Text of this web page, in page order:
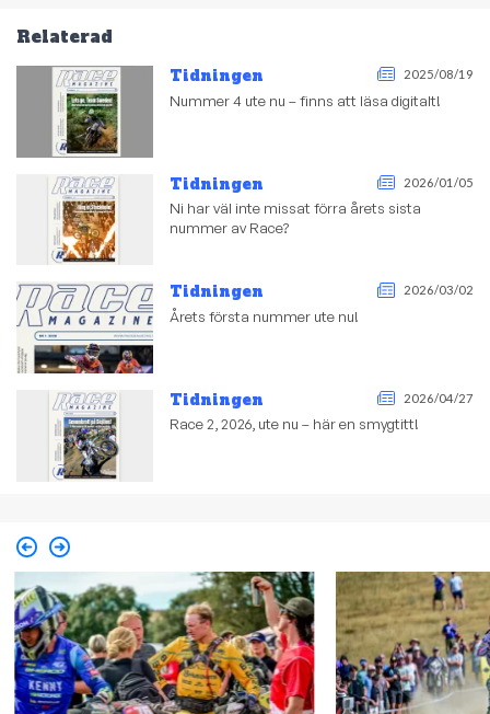
Relaterad
Tidningen 2025/08/19
Nummer 4 ute nu – finns att läsa digitalt!
Tidningen 2026/01/05
Ni har väl inte missat förra årets sista
nummer av Race?
Tidningen 2026/03/02
Årets första nummer ute nu!
Tidningen 2026/04/27
Race 2, 2026, ute nu – här en smygtitt!